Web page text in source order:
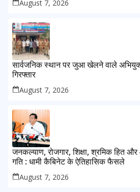
August 7, 2026
सार्वजनिक स्थान पर जुआ खेलने वाले
गिरफ्तार
August 7, 2026
जनकल्याण, रोजगार, शिक्षा, श्रमिक हित
गति : धामी कैबिनेट के ऐतिहासिक फैसले
August 7, 2026